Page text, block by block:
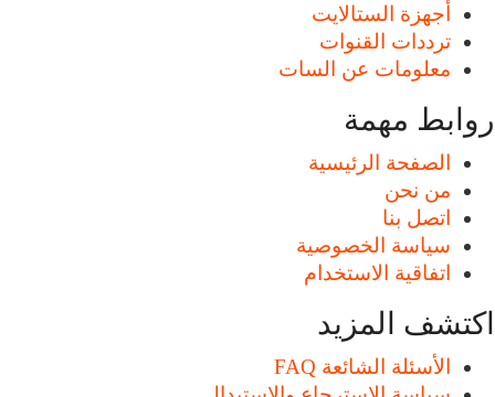
أجهزة الستالايت
ترددات القنوات
معلومات عن السات
روابط مهمة
الصفحة الرئيسية
من نحن
اتصل بنا
سياسة الخصوصية
اتفاقية الاستخدام
اكتشف المزيد
الأسئلة الشائعة FAQ